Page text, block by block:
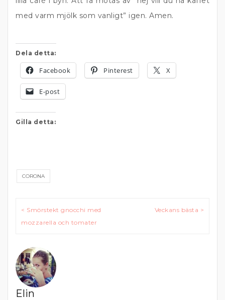
med varm mjölk som vanligt” igen. Amen.
Dela detta:
Facebook Pinterest X
E-post
Gilla detta:
CORONA
Inläggsnavigering
< Smörstekt gnocchi med
mozzarella och tomater
Veckans bästa >
Elin